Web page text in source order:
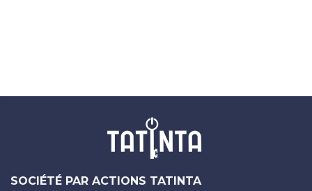
SOCIÉTÉ PAR ACTIONS TATINTA